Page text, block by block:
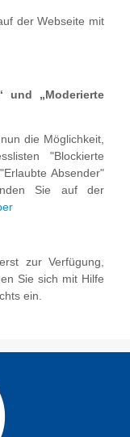
der Webseite mit
und „Moderierte
die Möglichkeit,
"Blockierte
Absender"
Sie auf der
zur Verfügung,
Sie sich mit Hilfe
ein.